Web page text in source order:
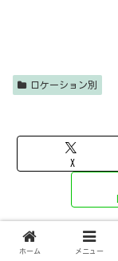
ロケーション別
X
ホーム メニュー